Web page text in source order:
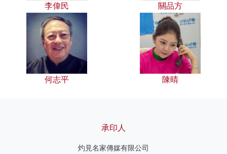
李偉民 關品方
何志平 陳晴
承印人
灼見名家傳媒有限公司